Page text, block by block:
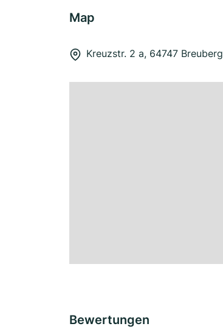
Map
Kreuzstr. 2 a, 64747 Breuberg
Bewertungen